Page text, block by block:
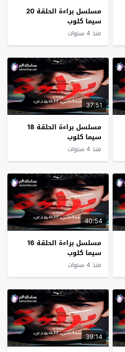
مسلسل براءة الحلقة 20
سيما كلوب
منذ 4 سنوات
37:51
مسلسل براءة الحلقة 18
سيما كلوب
منذ 4 سنوات
40:54
مسلسل براءة الحلقة 16
سيما كلوب
منذ 4 سنوات
39:14